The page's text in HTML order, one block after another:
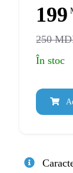
199
250
În stoc